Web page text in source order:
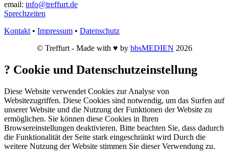
email: info@treffurt.de
Sprechzeiten
Kontakt • Impressum • Datenschutz
© Treffurt - Made with ♥ by bbsMEDIEN 2026
? Cookie und Datenschutzeinstellung
Diese Website verwendet Cookies zur Analyse von
Websitezugriffen. Diese Cookies sind notwendig, um das Surfen auf
unserer Website und die Nutzung der Funktionen der Website zu
ermöglichen. Sie können diese Cookies in Ihren
Browsereinstellungen deaktivieren. Bitte beachten Sie, dass dadurch
die Funktionalität der Seite stark eingeschränkt wird Durch die
weitere Nutzung der Website stimmen Sie dieser Verwendung zu.